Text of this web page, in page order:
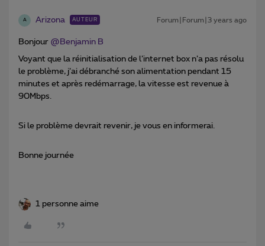
A Arizona AUTEUR Forum|Forum|3 years ago
Bonjour @Benjamin B
Voyant que la réinitialisation de l’internet box n’a pas résolu
le problème, j’ai débranché son alimentation pendant 15
minutes et après redémarrage, la vitesse est revenue à
90Mbps.
Si le problème devrait revenir, je vous en informerai.
Bonne journée
1 personne aime